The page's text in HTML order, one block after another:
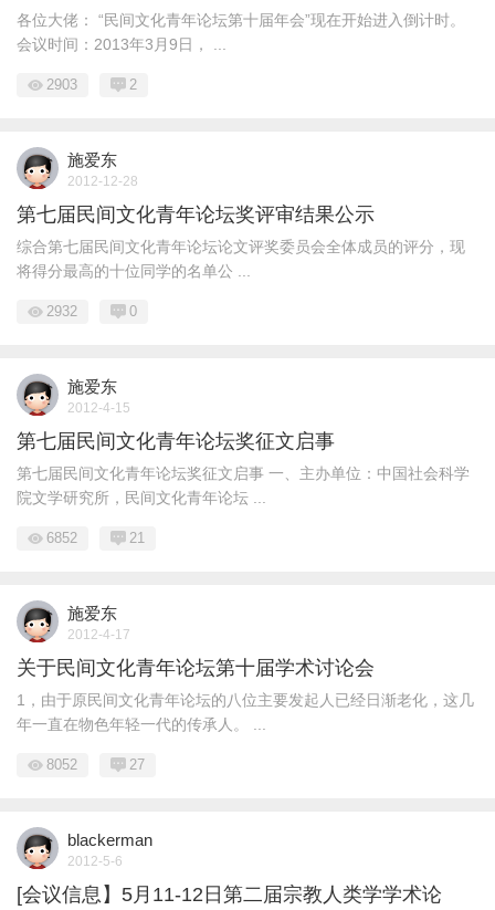
各位大佬： “民间文化青年论坛第十届年会”现在开始进入倒计时。
会议时间：2013年3月9日， ...
2903 2
施爱东
2012-12-28
第七届民间文化青年论坛奖评审结果公示
综合第七届民间文化青年论坛论文评奖委员会全体成员的评分，现
将得分最高的十位同学的名单公 ...
2932 0
施爱东
2012-4-15
第七届民间文化青年论坛奖征文启事
第七届民间文化青年论坛奖征文启事 一、主办单位：中国社会科学
院文学研究所，民间文化青年论坛 ...
6852 21
施爱东
2012-4-17
关于民间文化青年论坛第十届学术讨论会
1，由于原民间文化青年论坛的八位主要发起人已经日渐老化，这几
年一直在物色年轻一代的传承人。 ...
8052 27
blackerman
2012-5-6
[会议信息】5月11-12日第二届宗教人类学学术论